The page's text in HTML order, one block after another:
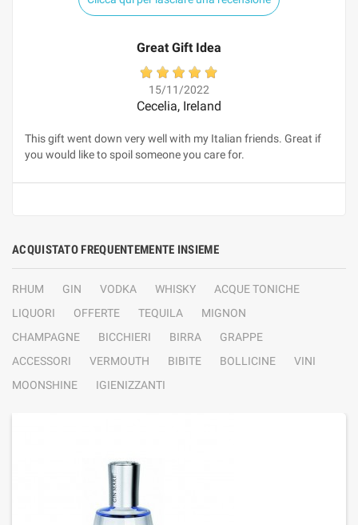
Great Gift Idea
15/11/2022
Cecelia, Ireland
This gift went down very well with my Italian friends. Great if
you would like to spoil someone you care for.
ACQUISTATO FREQUENTEMENTE INSIEME
RHUM GIN VODKA WHISKY
ACQUE TONICHE
LIQUORI
OFFERTE TEQUILA
MIGNON
CHAMPAGNE
BICCHIERI BIRRA
GRAPPE
ACCESSORI
VERMOUTH BIBITE BOLLICINE
VINI
MOONSHINE
IGIENIZZANTI